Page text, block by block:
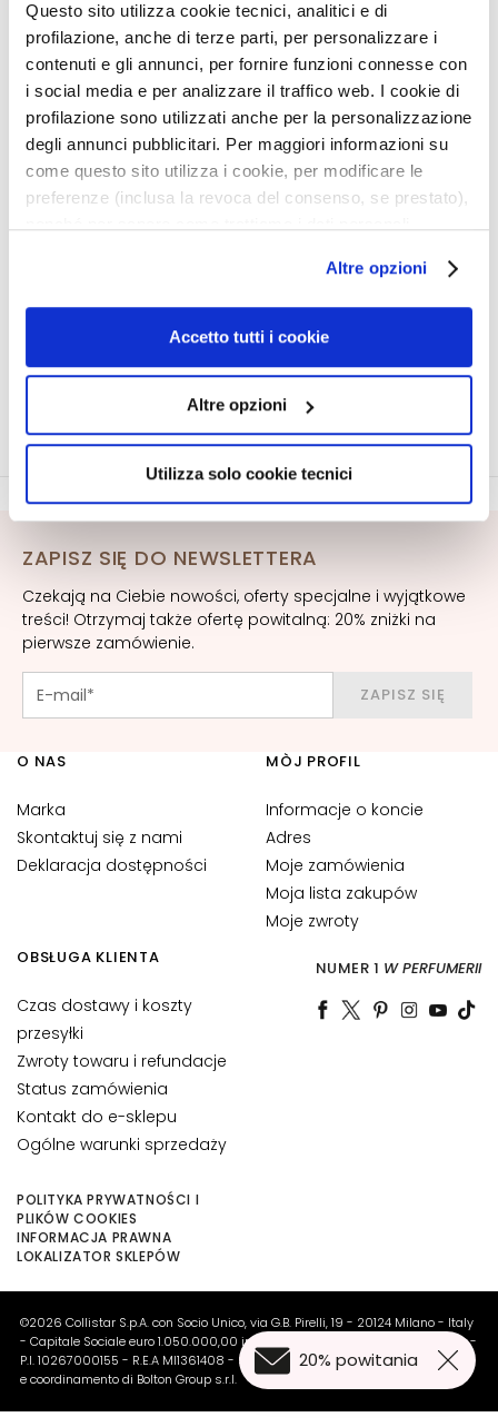
Questo sito utilizza cookie tecnici, analitici e di
profilazione, anche di terze parti, per personalizzare i
contenuti e gli annunci, per fornire funzioni connesse con
i social media e per analizzare il traffico web. I cookie di
profilazione sono utilizzati anche per la personalizzazione
degli annunci pubblicitari. Per maggiori informazioni su
come questo sito utilizza i cookie, per modificare le
preferenze (inclusa la revoca del consenso, se prestato),
l’informativa cookie completa e l’informativa privacy
disponibiliqui. Le ricordiamo che, qualora clicchi su
“Utilizza solo i cookie necessari”, non sarà installato
quelli tecnici. Cliccando su “Accetto tutti i cookie”,
presterà il consenso all’installazione di tutti i cookie
utilizzati dal sito. Cliccando su “Altre opzioni”, potrà
scegliere, in modo più granulare, quali cookie
Altre opzioni
Accetto tutti i cookie
Altre opzioni
Utilizza solo cookie tecnici
P
e
e
l
i
n
g
i
i
s
r
m
r
e
m
y
d
o
t
a
z
y
l
c
e
o
c
z
u
u
s
t
P
O
T
R
E
WKŁAD POMADKI
MATOWEJ PURO
Usta nawilżone z trwałym,
ROSSETTO PURO
WKŁAD
Pomadka wkład
123,75 zł -25%
ZAPISZ SIĘ DO NEWSLETTERA
Czekają na Ciebie nowości, oferty specjalne i wyjątkowe
treści! Otrzymaj także ofertę powitalną: 20% zniżki na
pierwsze zamówienie.
ZAPISZ SIĘ
20% powitania
O NAS
Marka
Skontaktuj się z nami
Deklaracja dostępności
OBSŁUGA KLIENTA
Czas dostawy i koszty
przesyłki
Zwroty towaru i refundacje
Status zamówienia
Kontakt do e-sklepu
Ogólne warunki sprzedaży
POLITYKA PRYWATNOŚCI I
PLIKÓW COOKIES
INFORMACJA PRAWNA
LOKALIZATOR SKLEPÓW
MÒJ PROFIL
Informacje o koncie
Adres
Moje zamówienia
Moja lista zakupów
Moje zwroty
NUMER 1 W PERFUMERII
©2026 Collistar S.p.A. con Socio Unico, via G.B. Pirelli, 19 - 20124 Milano - Italy
- Capitale Sociale euro 1.050.000,00 interamente versato - C.F. - R.I. Milano -
P.I. 10267000155 - R.E.A MI1361408 - Società soggetta all'attività di direzione
e coordinamento di Bolton Group s.r.l.